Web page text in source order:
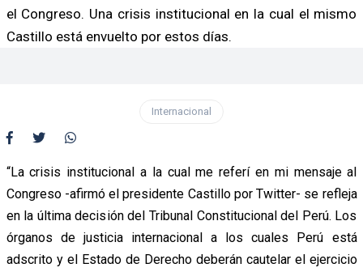
el Congreso. Una crisis institucional en la cual el mismo
Castillo está envuelto por estos días.
Internacional
“La crisis institucional a la cual me referí en mi mensaje al
Congreso -afirmó el presidente Castillo por Twitter- se refleja
en la última decisión del Tribunal Constitucional del Perú. Los
órganos de justicia internacional a los cuales Perú está
adscrito y el Estado de Derecho deberán cautelar el ejercicio